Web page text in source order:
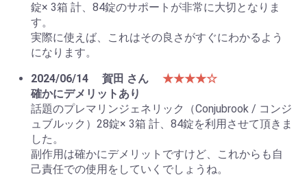
錠× 3箱 計、84錠のサポートが非常に大切となりま
す。
実際に使えば、これはその良さがすぐにわかるよう
になります。
2024/06/14
賀田 さん
★★★★☆
確かにデメリットあり
話題のプレマリンジェネリック（Conjubrook / コンジ
ュブルック）28錠× 3箱 計、84錠を利用させて頂きま
した。
副作用は確かにデメリットですけど、これからも自
己責任での使用をしていくでしょうね。